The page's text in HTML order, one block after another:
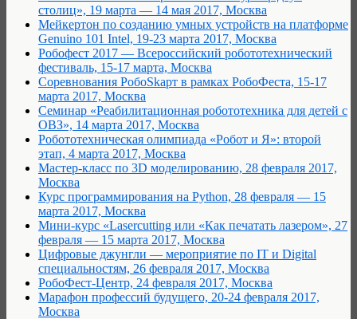
столиц», 19 марта — 14 мая 2017, Москва
Мейкертон по созданию умных устройств на платформе
Genuino 101 Intel, 19-23 марта 2017, Москва
Робофест 2017 — Всероссийский робототехнический
фестиваль, 15-17 марта, Москва
Cоревнования РобоSkарт в рамках РобоФеста, 15-17
марта 2017, Москва
Семинар «Реабилитационная робототехника для детей с
ОВЗ», 14 марта 2017, Москва
Робототехническая олимпиада «Робот и Я»: второй
этап, 4 марта 2017, Москва
Мастер-класс по 3D моделированию, 28 февраля 2017,
Москва
Курс программирования на Python, 28 февраля — 15
марта 2017, Москва
Мини-курс «Lasercutting или «Как печатать лазером», 27
февраля — 15 марта 2017, Москва
Цифровые джунгли — мероприятие по IT и Digital
специальностям, 26 февраля 2017, Москва
РобоФест-Центр, 24 февраля 2017, Москва
Марафон профессий будущего, 20-24 февраля 2017,
Москва